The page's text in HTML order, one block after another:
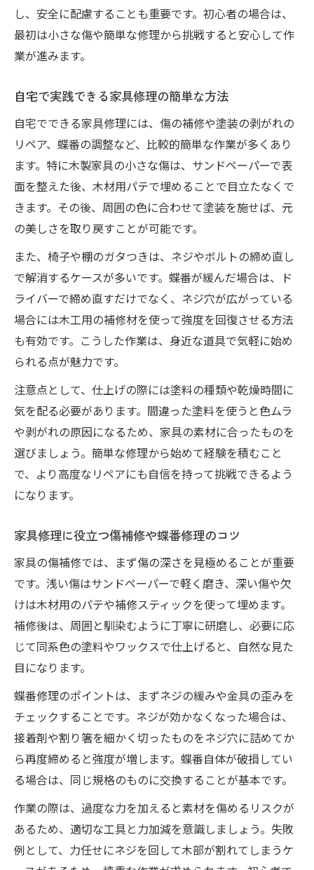
し、安全に配慮することも重要です。初心者の場合は、
最初は小さな傷や簡単な修理から挑戦すると安心して作
業が進みます。
自宅で実践できる家具修理の簡単な方法
自宅でできる家具修理には、傷の補修や塗装の剥がれの
リペア、蝶番の調整など、比較的簡単な作業が多くあり
ます。特に木製家具の小さな傷は、サンドペーパーで表
面を整えた後、木材用パテで埋めることで目立たなくで
きます。その後、周囲の色に合わせて塗装を施せば、元
の美しさを取り戻すことが可能です。
また、椅子や棚のガタつきは、ネジやボルトの締め直し
で解消するケースが多いです。蝶番が緩んだ場合は、ド
ライバーで締め直すだけでなく、ネジ穴が広がっている
場合には木工用の補修材を使って強度を回復させる方法
も有効です。こうした作業は、身近な道具で気軽に始め
られる点が魅力です。
注意点として、仕上げの際には塗料の種類や乾燥時間に
気を配る必要があります。間違った塗料を使うと色ムラ
や剥がれの原因になるため、家具の素材に合ったものを
選びましょう。簡単な修理から始めて経験を積むこと
で、より高度なリペアにも自信を持って挑戦できるよう
になります。
家具修理に役立つ傷補修や蝶番修理のコツ
家具の傷補修では、まず傷の深さを見極めることが重要
です。浅い傷はサンドペーパーで軽く磨き、深い傷や欠
けは木材用のパテや補修スティックを使って埋めます。
補修後は、周囲と馴染むように丁寧に研磨し、必要に応
じて同系色の塗料やワックスで仕上げると、自然な見た
目になります。
蝶番修理のポイントは、まずネジの緩みや金具の歪みを
チェックすることです。ネジが効かなくなった場合は、
接着剤や割り箸を細かく切ったものをネジ穴に詰めてか
ら再度締めると強度が増します。蝶番自体が破損してい
る場合は、同じ規格のものに交換することが基本です。
作業の際は、過度な力を加えると素材を傷めるリスクが
あるため、適切な工具と力加減を意識しましょう。失敗
例として、力任せにネジを回して木部が割れてしまうケ